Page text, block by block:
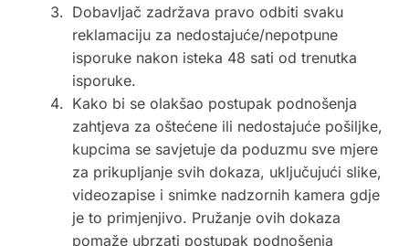
Dobavljač zadržava pravo odbiti svaku
reklamaciju za nedostajuće/nepotpune
isporuke nakon isteka 48 sati od trenutka
isporuke.
Kako bi se olakšao postupak podnošenja
zahtjeva za oštećene ili nedostajuće pošiljke,
kupcima se savjetuje da poduzmu sve mjere
za prikupljanje svih dokaza, uključujući slike,
videozapise i snimke nadzornih kamera gdje
je to primjenjivo. Pružanje ovih dokaza
pomaže ubrzati postupak podnošenja